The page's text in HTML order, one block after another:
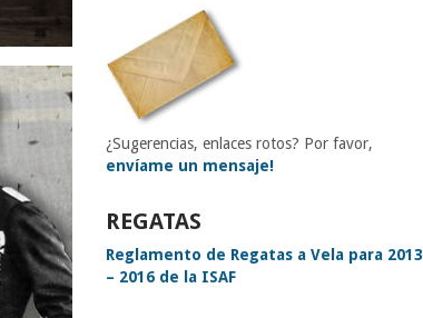
¿Sugerencias, enlaces rotos? Por favor,
envíame un mensaje!
REGATAS
Reglamento de Regatas a Vela para 2013
– 2016 de la ISAF